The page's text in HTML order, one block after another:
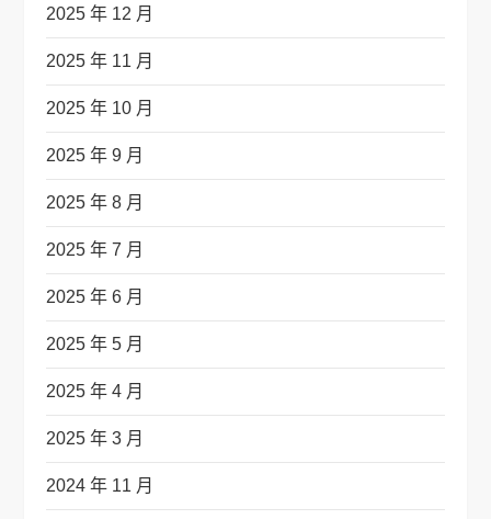
2025 年 12 月
2025 年 11 月
2025 年 10 月
2025 年 9 月
2025 年 8 月
2025 年 7 月
2025 年 6 月
2025 年 5 月
2025 年 4 月
2025 年 3 月
2024 年 11 月